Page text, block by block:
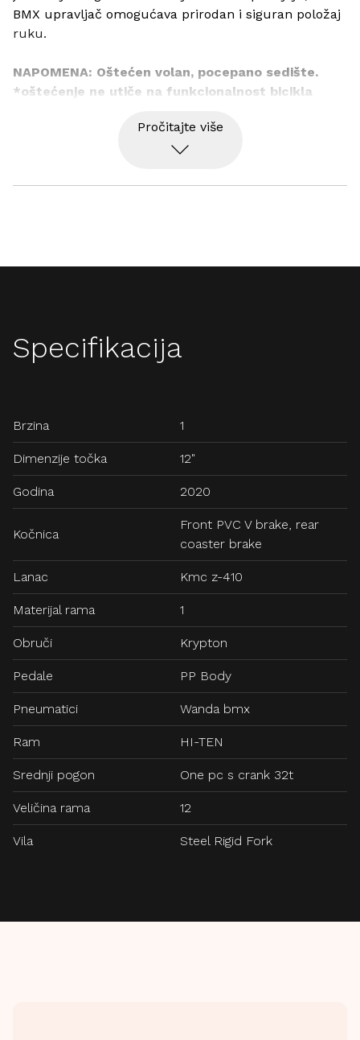
BMX upravljač omogućava prirodan i siguran položaj
ruku.
NAPOMENA: Oštećen volan, pocepano sedište.
*oštećenje ne utiče na funkcionalnost bicikla
Pročitajte više
Specifikacija
Brzina 1
Dimenzije točka 12"
Godina 2020
Kočnica
Front PVC V brake, rear
coaster brake
Lanac Kmc z-410
Materijal rama 1
Obruči Krypton
Pedale PP Body
Pneumatici Wanda bmx
Ram HI-TEN
Srednji pogon One pc s crank 32t
Veličina rama 12
Vila Steel Rigid Fork